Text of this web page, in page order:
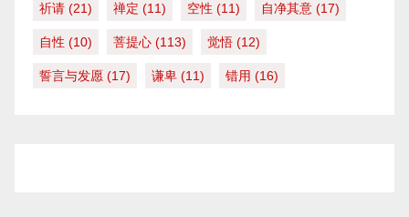
祈请 (21) 禅定 (11) 空性 (11) 自净其意 (17)
自性 (10) 菩提心 (113) 觉悟 (12)
誓言与发愿 (17) 谦卑 (11) 错用 (16)